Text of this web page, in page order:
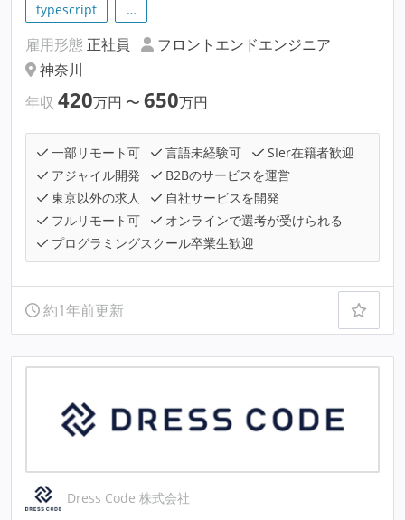
typescript
…
雇用形態 正社員
フロントエンドエンジニア
神奈川
年収 420万円 〜 650万円
一部リモート可 言語未経験可
SIer在籍者歓迎
アジャイル開発
B2Bのサービスを運営
東京以外の求人
自社サービスを開発
フルリモート可
オンラインで選考が受けられる
プログラミングスクール卒業生歓迎
約1年前更新
Dress Code 株式会社